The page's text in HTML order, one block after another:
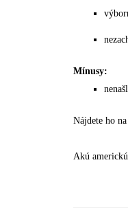
Mínusy:
Nájdete ho
Akú